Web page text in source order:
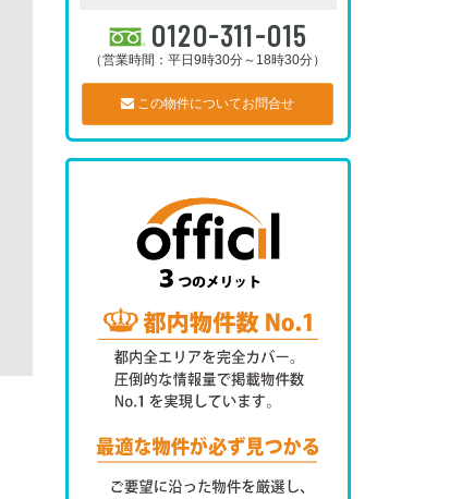
0120-311-015
（営業時間：平日9時30分～18時30分）
この物件についてお問合せ